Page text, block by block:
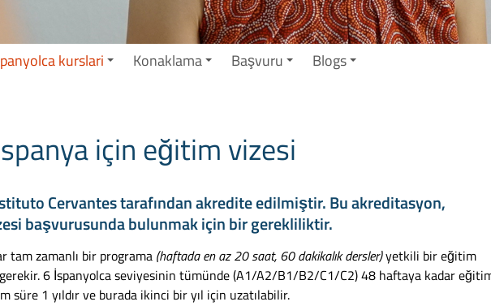
kurslari Konaklama Başvuru Blogs
için eğitim vizesi
Cervantes tarafından akredite edilmiştir. Bu akreditasyon,
başvurusunda bulunmak için bir gerekliliktir.
tam zamanlı bir programa (haftada en az 20 saat, 60 dakikalık dersler)yetkili bir eğitim
6 İspanyolca seviyesinin tümünde (A1/A2/B1/B2/C1/C2) 48 haftaya kadar
süre 1 yıldır ve burada ikinci bir yıl için uzatılabilir.